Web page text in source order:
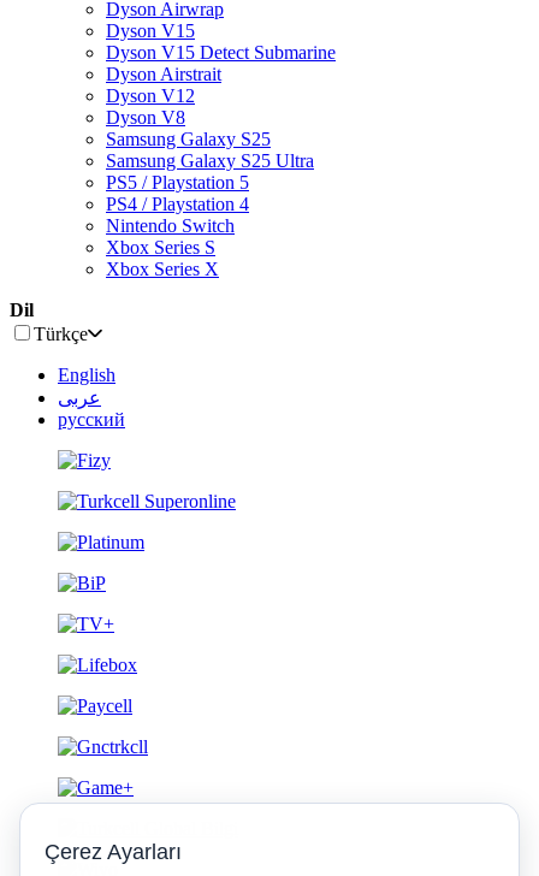
Dyson Airwrap
Dyson V15
Dyson V15 Detect Submarine
Dyson Airstrait
Dyson V12
Dyson V8
Samsung Galaxy S25
Samsung Galaxy S25 Ultra
PS5 / Playstation 5
PS4 / Playstation 4
Nintendo Switch
Xbox Series S
Xbox Series X
Dil
Türkçe
English
عربى
русский